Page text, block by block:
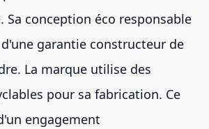
Sa conception éco responsable
garantie constructeur de
La marque utilise des
pour sa fabrication. Ce
engagement